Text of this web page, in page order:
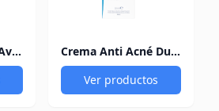
Crema Anti Acné Avene Cleanance Comedomed Frasco x 30 ml
Crema Anti Acné Ducray Keracnyl PP Frasco x 30 ml
Ver productos